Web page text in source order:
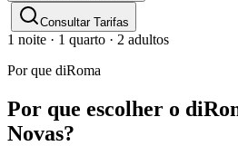
Consultar Tarifas
1 noite · 1 quarto · 2 adultos
Por que diRoma
Por que escolher o
Novas?